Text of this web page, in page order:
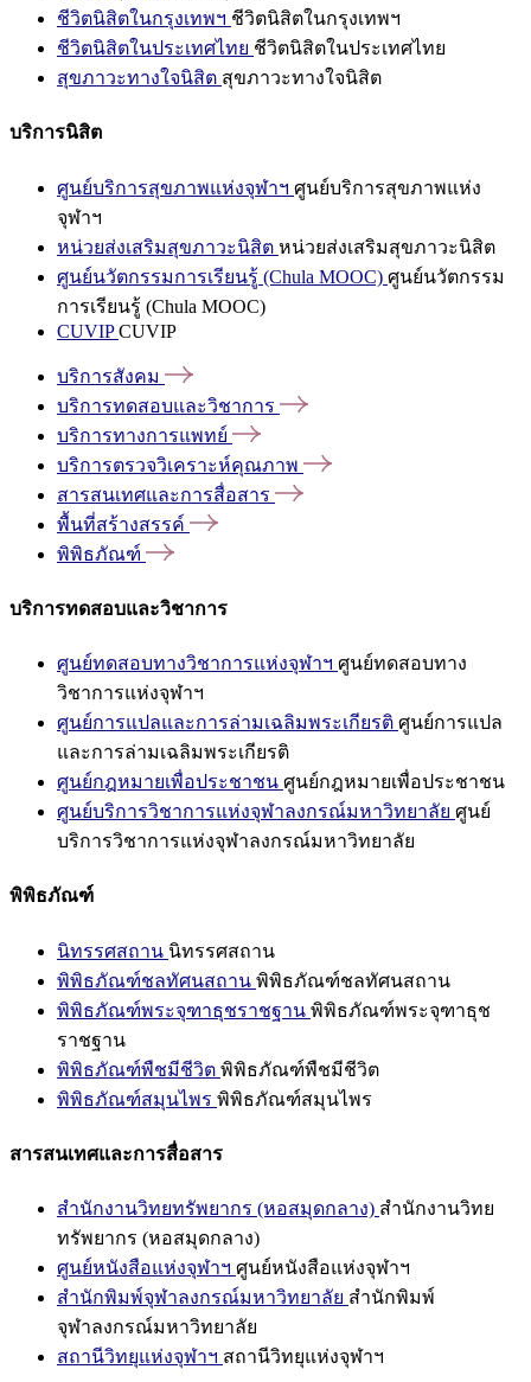
ชีวิตนิสิตในกรุงเทพฯ ชีวิตนิสิตในกรุงเทพฯ
ชีวิตนิสิตในประเทศไทย ชีวิตนิสิตในประเทศไทย
สุขภาวะทางใจนิสิต สุขภาวะทางใจนิสิต
บริการนิสิต
ศูนย์บริการสุขภาพแห่งจุฬาฯ ศูนย์บริการสุขภาพแห่ง
จุฬาฯ
หน่วยส่งเสริมสุขภาวะนิสิต หน่วยส่งเสริมสุขภาวะนิสิต
ศูนย์นวัตกรรมการเรียนรู้ (Chula MOOC) ศูนย์นวัตกรรม
การเรียนรู้ (Chula MOOC)
CUVIPCUVIP
บริการสังคม
บริการทดสอบและวิชาการ
บริการทางการแพทย์
บริการตรวจวิเคราะห์คุณภาพ
สารสนเทศและการสื่อสาร
พื้นที่สร้างสรรค์
พิพิธภัณฑ์
บริการทดสอบและวิชาการ
ศูนย์ทดสอบทางวิชาการแห่งจุฬาฯ ศูนย์ทดสอบทาง
วิชาการแห่งจุฬาฯ
ศูนย์การแปลและการล่ามเฉลิมพระเกียรติ ศูนย์การแปล
และการล่ามเฉลิมพระเกียรติ
ศูนย์กฎหมายเพื่อประชาชน ศูนย์กฎหมายเพื่อประชาชน
ศูนย์บริการวิชาการแห่งจุฬาลงกรณ์มหาวิทยาลัย ศูนย์
บริการวิชาการแห่งจุฬาลงกรณ์มหาวิทยาลัย
พิพิธภัณฑ์
นิทรรศสถาน นิทรรศสถาน
พิพิธภัณฑ์ชลทัศนสถาน พิพิธภัณฑ์ชลทัศนสถาน
พิพิธภัณฑ์พระจุฑาธุชราชฐาน พิพิธภัณฑ์พระจุฑาธุช
ราชฐาน
พิพิธภัณฑ์พืชมีชีวิต พิพิธภัณฑ์พืชมีชีวิต
พิพิธภัณฑ์สมุนไพร พิพิธภัณฑ์สมุนไพร
สารสนเทศและการสื่อสาร
สำนักงานวิทยทรัพยากร (หอสมุดกลาง) สำนักงานวิทย
ทรัพยากร (หอสมุดกลาง)
ศูนย์หนังสือแห่งจุฬาฯ ศูนย์หนังสือแห่งจุฬาฯ
สำนักพิมพ์จุฬาลงกรณ์มหาวิทยาลัย สำนักพิมพ์
จุฬาลงกรณ์มหาวิทยาลัย
สถานีวิทยุแห่งจุฬาฯ สถานีวิทยุแห่งจุฬาฯ